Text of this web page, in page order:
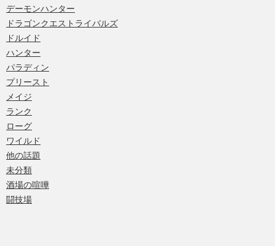
デーモンハンター
ドラゴンクエストライバルズ
ドルイド
ハンター
パラディン
プリースト
メイジ
ランク
ローグ
ワイルド
他の話題
未分類
酒場の喧嘩
闘技場